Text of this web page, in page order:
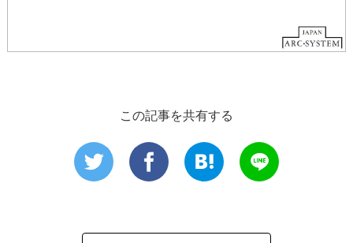
この記事を共有する